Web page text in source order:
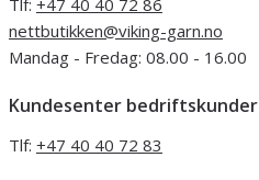
Tlf: +47 40 40 72 86
nettbutikken@viking-garn.no
Mandag - Fredag: 08.00 - 16.00
Kundesenter bedriftskunder
Tlf: +47 40 40 72 83